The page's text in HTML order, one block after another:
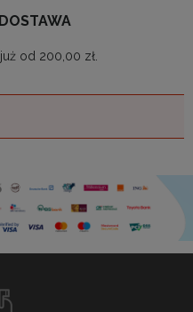
od 200,00 zł.